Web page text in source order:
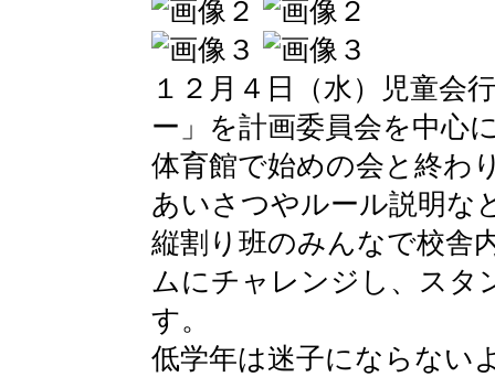
１２月４日（水）児童会
ー」を計画委員会を中心
体育館で始めの会と終わ
あいさつやルール説明な
縦割り班のみんなで校舎
ムにチャレンジし、スタ
す。
低学年は迷子にならない